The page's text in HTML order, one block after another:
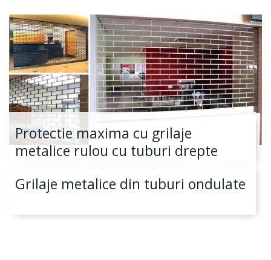
Protectie maxima cu grilaje
metalice rulou cu tuburi drepte
Grilaje metalice din tuburi ondulate